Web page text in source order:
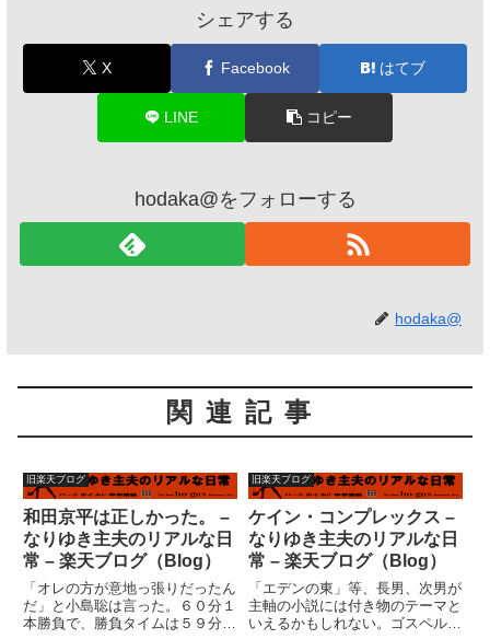
シェアする
X Facebook はてブ
LINE コピー
hodaka@をフォローする
hodaka@
関連記事
旧楽天ブログ
和田京平は正しかった。 –
なりゆき主夫のリアルな日
常 – 楽天ブログ（Blog）
「オレの方が意地っ張りだったん
だ」と小島聡は言った。６０分１
本勝負で、勝負タイムは５９分４
旧楽天ブログ
ケイン・コンプレックス –
なりゆき主夫のリアルな日
常 – 楽天ブログ（Blog）
「エデンの東」等、長男、次男が
主軸の小説には付き物のテーマと
いえるかもしれない。ゴスペルの